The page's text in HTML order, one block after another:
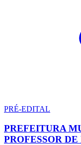
PRÉ-EDITAL
PREFEITURA
PROFESSOR